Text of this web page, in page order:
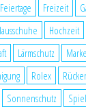
Feiertage Freizeit
Hochzeit
Lärmschutz
Rolex
Sonnenschutz Spiel